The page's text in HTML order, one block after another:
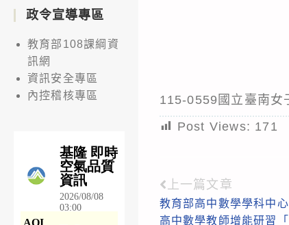
115-0559國立臺南女
Post Views: 171
Read
more
上一篇文章
教育部高中數學學科中
高中數學教師增能研習
政令宣導專區
教育部108課綱資
訊網
資訊安全專區
內控稽核專區